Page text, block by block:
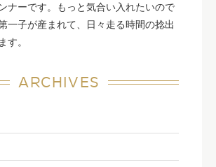
ナーです。もっと気合い入れたいので
一子が産まれて、日々走る時間の捻出
す。
ARCHIVES